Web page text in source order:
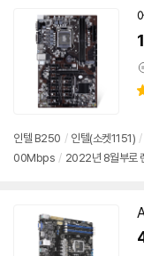
인텔 B250 / 인텔(소켓1151) /
00Mbps / 2022년 8월부로